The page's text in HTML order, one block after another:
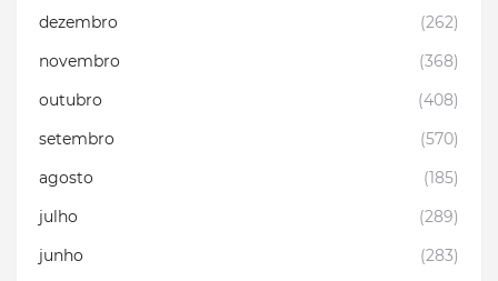
dezembro
(262)
novembro
(368)
outubro
(408)
setembro
(570)
agosto
(185)
julho
(289)
junho
(283)